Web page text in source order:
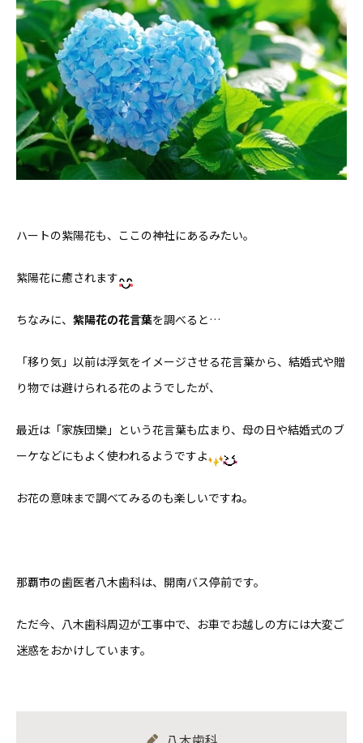
ハートの紫陽花も、ここの神社にあるみたい。
紫陽花に癒されます
ちなみに、 紫陽花の花言葉を調べると…
「移り気」以前は浮気をイメージさせる花言葉から、結婚式や贈
り物では避けられる花のようでしたが、
最近は「家族団欒」という花言葉も広まり、母の日や結婚式のブ
ーケなどにもよく使われるようですよ
お花の意味まで調べてみるのも楽しいですね。
那覇市の歯医者八木歯科は、開南バス停前です。
ただ今、八木歯科周辺が工事中で、お車でお越しの方には大変ご
迷惑をおかけしています。